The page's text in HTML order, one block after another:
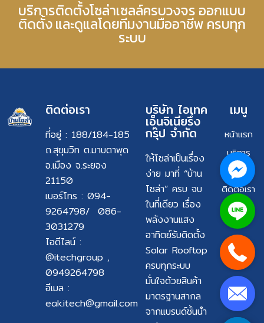
บริการติดตั้งโซล่าเซลล์ครบวงจร ออกแบบ
ติดตั้ง และดูแลโดยทีมงานมืออาชีพ ครบทุก
ระบบ
ติดต่อเรา
ที่อยู่ : 188/184-185
ถ.สุขุมวิท ต.มาบตาพุด
อ.เมือง จ.ระยอง
21150
เบอร์โทร : 094-
9264798/ 086-
3031279
ไอดีไลน์ :
@itechgroup ,
0949264798
อีเมล :
eak.itech@gmail.com
บริษัท ไอเทค
เอ็นจิเนียรึ่ง
กรุ๊ป จำกัด
ให้โซล่าเป็นเรื่อง
ง่าย มาที่ “บ้าน
โซล่า” ครบ จบ
ในที่เดียว เรื่อง
พลังงานแสง
อาทิตย์รับติดตั้ง
Solar Rooftop
ครบทุกระบบ
มั่นใจด้วยสินค้า
มาตรฐานสากล
จากแบรนด์ชั้นนำ
เมนู
หน้าแรก
บริการ
ผลงาน
ติดต่อเรา